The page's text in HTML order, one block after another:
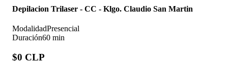
Depilacion Trilaser - CC - Klgo. Claudio San Martin
ModalidadPresencial
Duración60 min
$0 CLP